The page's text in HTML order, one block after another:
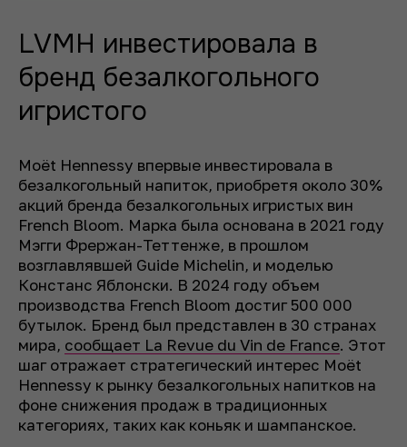
LVMH инвестировала в
бренд безалкогольного
игристого
Moët Hennessy впервые инвестировала в
безалкогольный напиток, приобретя около 30%
акций бренда безалкогольных игристых вин
French Bloom. Марка была основана в 2021 году
Мэгги Фрержан-Теттенже, в прошлом
возглавлявшей Guide Michelin, и моделью
Констанс Яблонски. В 2024 году объем
производства French Bloom достиг 500 000
бутылок. Бренд был представлен в 30 странах
мира, сообщает La Revue du Vin de France. Этот
шаг отражает стратегический интерес Moët
Hennessy к рынку безалкогольных напитков на
фоне снижения продаж в традиционных
категориях, таких как коньяк и шампанское.